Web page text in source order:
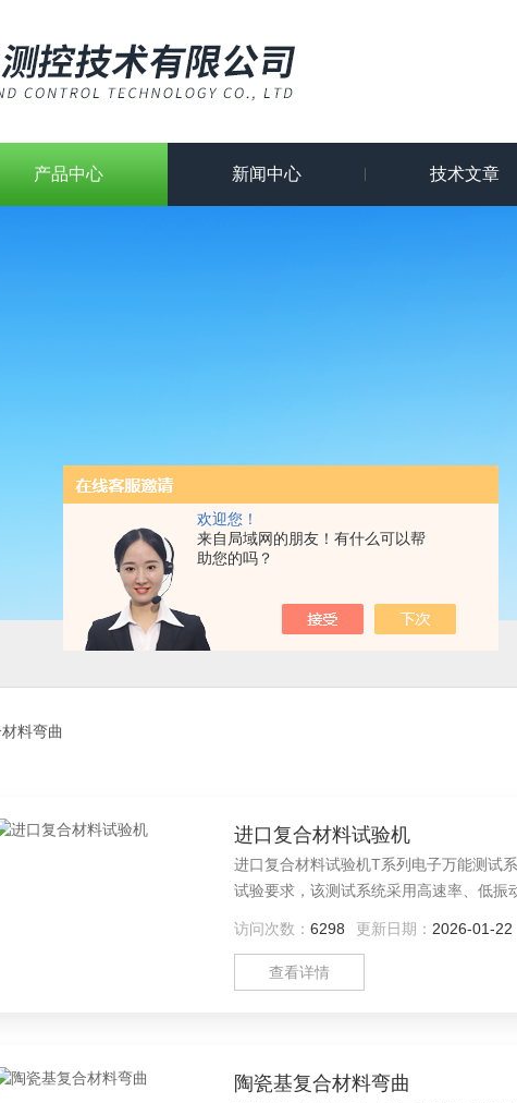
欢迎您！
来自局域网的朋友！有什么可以帮
助您的吗？
产品中心 新闻中心 技术文章
料弯曲
进口复合材料试验机
进口复合材料试验机T系列电子万能测试
试验要求，该测试系统采用高速率、低振
访问次数： 6298 更新日期： 2026-01-22
查看详情
陶瓷基复合材料弯曲